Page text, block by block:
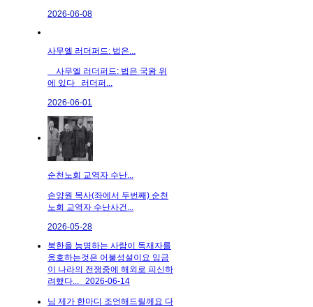
2026-06-08
사무엘 러더퍼드: 법은...
사무엘 러더퍼드: 법은 국왕 위
에 있다 러더퍼...
2026-06-01
순천노회 교역자 수난...
손양원 목사(좌에서 두번째) 순천
노회 교역자 수난사건...
2026-05-28
북한을 능명하는 사람이 독재자를
옹호하는것은 어불성설이요 임금
이 나라의 전쟁중에 해외로 피신하
려했다...
2026-06-14
님 제가 한마디 조언해드릴께요 다